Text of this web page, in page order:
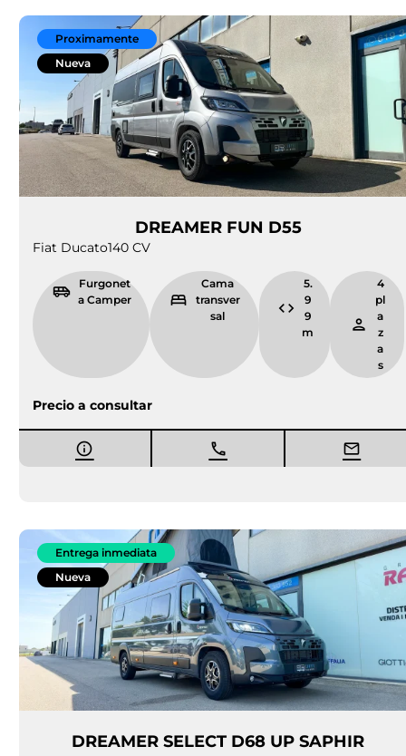
Proximamente
Nueva
DREAMER FUN D55
Fiat Ducato140 CV
Furgonet
a Camper
Cama
transver
sal
5.
9
9
m
4
pl
a
z
a
s
Precio a consultar
Entrega inmediata
Nueva
DREAMER SELECT D68 UP SAPHIR